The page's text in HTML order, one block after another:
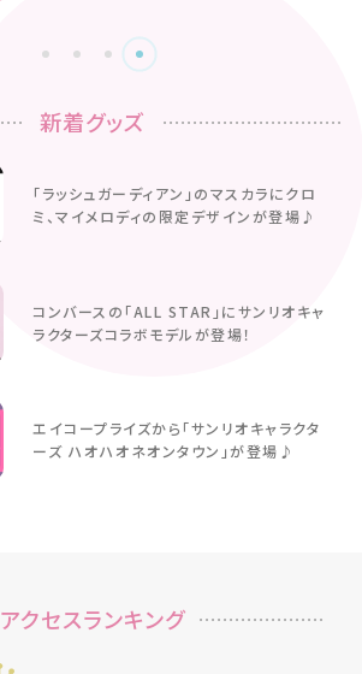
新着グッズ
「ラッシュガーディアン」のマスカラにクロ
ミ、マイメロディの限定デザインが登場♪
コンバースの「ALL STAR」にサンリオキャ
ラクターズコラボモデルが登場！
エイコープライズから「サンリオキャラクタ
ーズ ハオハオネオンタウン」が登場♪
アクセスランキング